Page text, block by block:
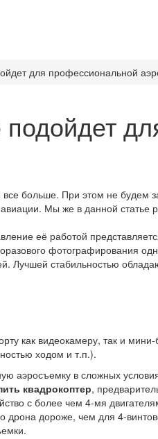
для профессиональной
больше. При этом не будем
Мы же в данной статье
её работой
фотографирования
Лучшей стабильностью
как видеокамеру, так и
ходом и т.п.).
в сложных
квадрокоптер,
с более чем 4-мя
дрона дороже, чем для 4-